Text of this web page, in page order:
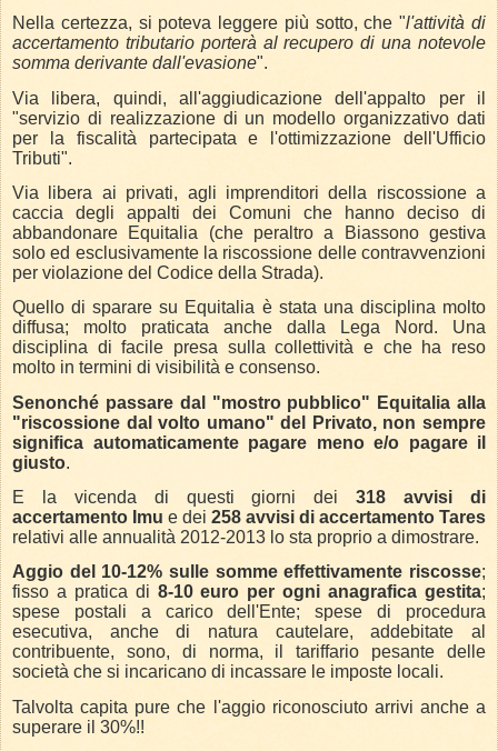
Nella certezza, si poteva leggere più sotto, che "l'attività di
accertamento tributario porterà al recupero di una notevole
somma derivante dall'evasione".
Via libera, quindi, all'aggiudicazione dell'appalto per il
"servizio di realizzazione di un modello organizzativo dati
per la fiscalità partecipata e l'ottimizzazione dell'Ufficio
Tributi".
Via libera ai privati, agli imprenditori della riscossione a
caccia degli appalti dei Comuni che hanno deciso di
abbandonare Equitalia (che peraltro a Biassono gestiva
solo ed esclusivamente la riscossione delle contravvenzioni
per violazione del Codice della Strada).
Quello di sparare su Equitalia è stata una disciplina molto
diffusa; molto praticata anche dalla Lega Nord. Una
disciplina di facile presa sulla collettività e che ha reso
molto in termini di visibilità e consenso.
Senonché passare dal "mostro pubblico" Equitalia alla
"riscossione dal volto umano" del Privato, non sempre
significa automaticamente pagare meno e/o pagare il
giusto.
E la vicenda di questi giorni dei318 avvisi di
accertamento Imu e dei 258 avvisi di accertamento Tares
relativi alle annualità 2012-2013 lo sta proprio a dimostrare.
Aggio del 10-12% sulle somme effettivamente riscosse;
fisso a pratica di 8-10 euro per ogni anagrafica gestita;
spese postali a carico dell'Ente; spese di procedura
esecutiva, anche di natura cautelare, addebitate al
contribuente, sono, di norma, il tariffario pesante delle
società che si incaricano di incassare le imposte locali.
Talvolta capita pure che l'aggio riconosciuto arrivi anche a
superare il 30%!!